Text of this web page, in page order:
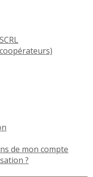
de mon compte
?